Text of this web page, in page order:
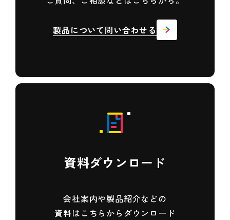
製品について問い合わせる
資料ダウンロード
会社案内や製品紹介などの
資料は こちらからダウンロード